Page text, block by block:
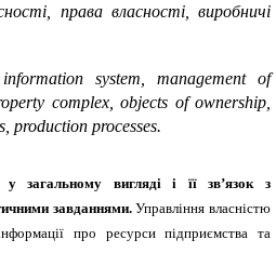
права власності, виробничі
information system, management of
complex, objects of ownership,
production processes.
загальному вигляді і її зв’язок з
завданнями.Управління власністю
про ресурси підприємства та